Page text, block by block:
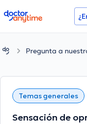
doctoranytime
Pregunta a
Temas generales
Sensación de